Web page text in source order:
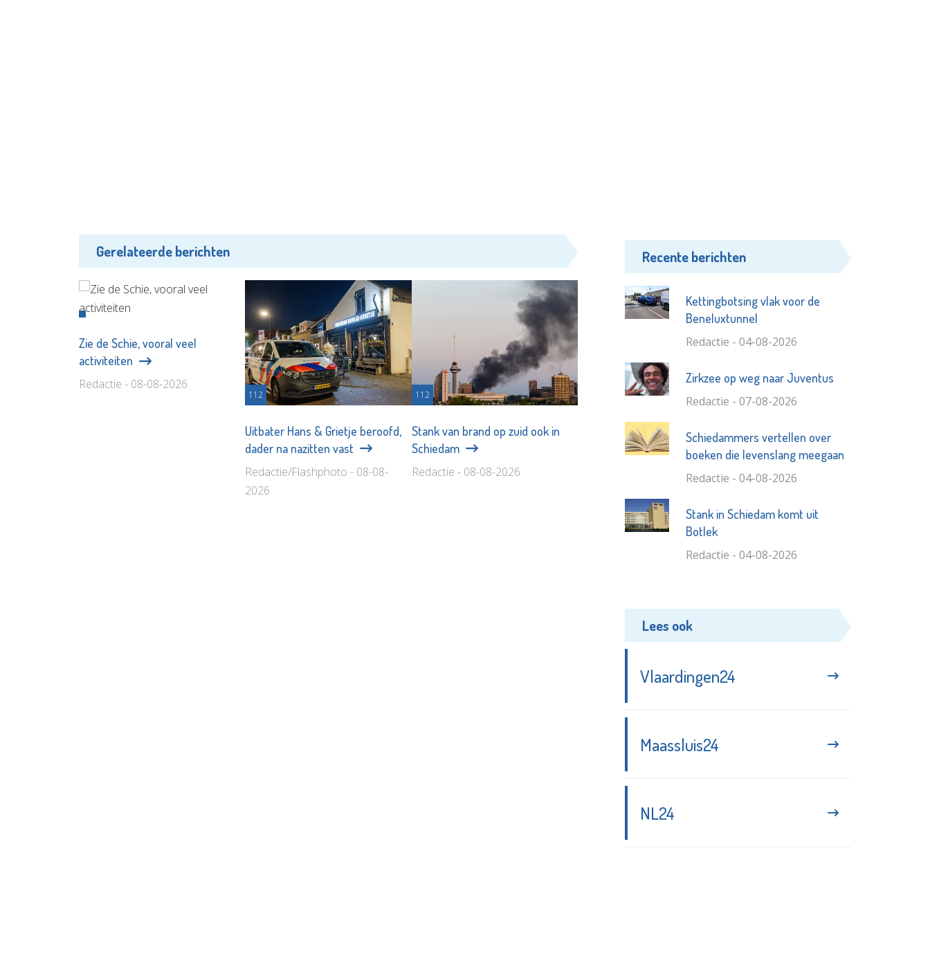
Gerelateerde berichten
Zie de Schie, vooral veel
activiteiten
Redactie - 08-08-2026
112
Uitbater Hans & Grietje beroofd,
dader na nazitten vast
Redactie/Flashphoto - 08-08-
2026
112
Stank van brand op zuid ook in
Schiedam
Redactie - 08-08-2026
Recente berichten
Kettingbotsing vlak voor de
Beneluxtunnel
Redactie - 04-08-2026
Zirkzee op weg naar Juventus
Redactie - 07-08-2026
Schiedammers vertellen over
boeken die levenslang meegaan
Redactie - 04-08-2026
Stank in Schiedam komt uit
Botlek
Redactie - 04-08-2026
Lees ook
Vlaardingen24
Maassluis24
NL24